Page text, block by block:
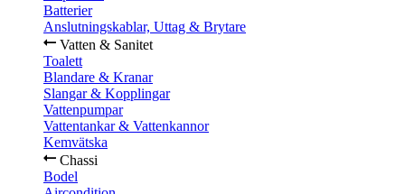
Batterier
Anslutningskablar, Uttag & Brytare
Vatten & Sanitet
Toalett
Blandare & Kranar
Slangar & Kopplingar
Vattenpumpar
Vattentankar & Vattenkannor
Kemvätska
Chassi
Bodel